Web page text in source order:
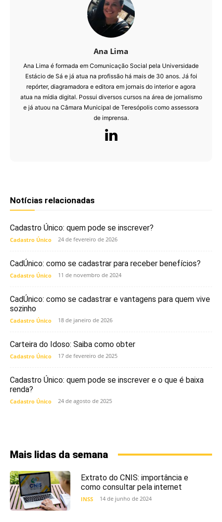
Ana Lima
Ana Lima é formada em Comunicação Social pela Universidade
Estácio de Sá e já atua na profissão há mais de 30 anos. Já foi
repórter, diagramadora e editora em jornais do interior e agora
atua na mídia digital. Possui diversos cursos na área de jornalismo
e já atuou na Câmara Municipal de Teresópolis como assessora
de imprensa.
Notícias relacionadas
Cadastro Único: quem pode se inscrever?
Cadastro Único 24 de fevereiro de 2026
CadÚnico: como se cadastrar para receber benefícios?
Cadastro Único 11 de novembro de 2024
CadÚnico: como se cadastrar e vantagens para quem vive
sozinho
Cadastro Único 18 de janeiro de 2026
Carteira do Idoso: Saiba como obter
Cadastro Único 17 de fevereiro de 2025
Cadastro Único: quem pode se inscrever e o que é baixa
renda?
Cadastro Único 24 de agosto de 2025
Mais lidas da semana
Extrato do CNIS: importância e
como consultar pela internet
INSS 14 de junho de 2024